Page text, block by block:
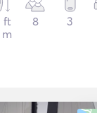
ft
m
8 3